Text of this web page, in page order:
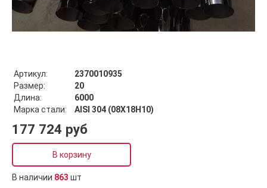
Артикул:
2370010935
Размер:
20
Длина:
6000
Марка стали:
AISI 304 (08Х18Н10)
177 724 руб
В корзину
В наличии 863 шт